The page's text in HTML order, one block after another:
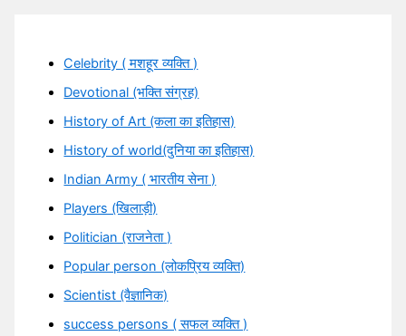
Celebrity ( मशहूर व्यक्ति )
Devotional (भक्ति संग्रह)
History of Art (कला का इतिहास)
History of world(दुनिया का इतिहास)
Indian Army ( भारतीय सेना )
Players (खिलाड़ी)
Politician (राजनेता )
Popular person (लोकप्रिय व्यक्ति)
Scientist (वैज्ञानिक)
success persons ( सफल व्यक्ति )